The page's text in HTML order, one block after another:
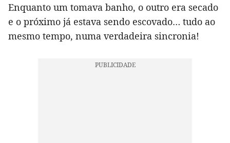
Enquanto um tomava banho, o outro era secado
e o próximo já estava sendo escovado… tudo ao
mesmo tempo, numa verdadeira sincronia!